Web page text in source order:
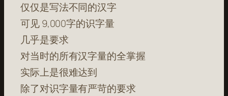
仅仅是写法不同的汉字
可见 9,000字的识字量
几乎是要求
对当时的所有汉字量的全掌握
实际上是很难达到
除了对识字量有严苛的要求